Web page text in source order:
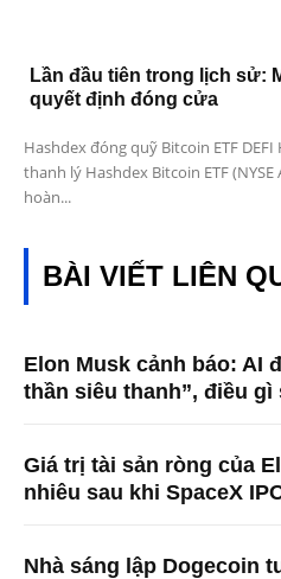
Lần đầu tiên trong lịch sử:
quyết định đóng cửa
Hashdex đóng quỹ Bitcoin ETF
thanh lý Hashdex Bitcoin ETF (NYSE
hoàn...
BÀI VIẾT LIÊN
Elon Musk cảnh báo: AI
thần siêu thanh”, điều gì
Giá trị tài sản ròng của
nhiêu sau khi SpaceX
Nhà sáng lập Dogecoin